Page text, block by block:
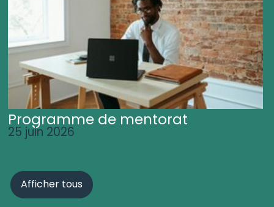
Programme de mentorat
25 juin 2026
Afficher tous